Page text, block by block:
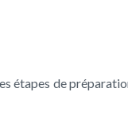
étapes de